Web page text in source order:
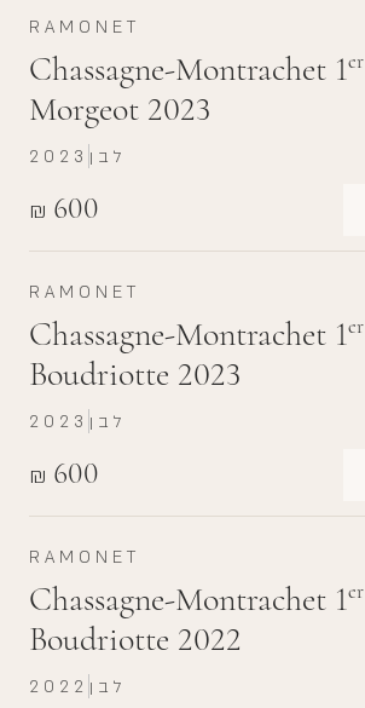
RAMONET
Chassagne-Montrachet 1er
Morgeot 2023
₪ 600
2023 לבן
RAMONET
Chassagne-Montrachet 1er
Boudriotte 2023
₪ 600
2023 לבן
RAMONET
Chassagne-Montrachet 1er
Boudriotte 2022
2022 לבן